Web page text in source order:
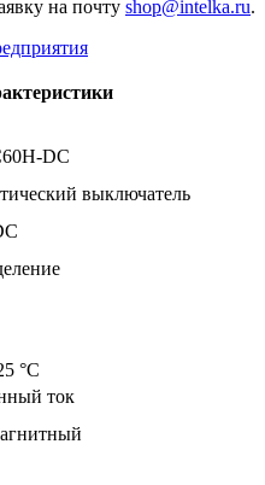
на почту shop@intelka.ru.
DC
выключатель
°C
ток